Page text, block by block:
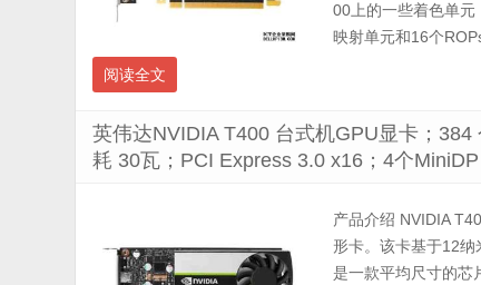
00上的一些着色单
映射单元和16个
阅读全文
英伟达NVIDIA T400 台式机GPU显卡；
耗 30瓦；PCI Express 3.0 x16；4个
产品介绍 NVIDIA
形卡。该卡基于12纳
是一款平均尺寸的芯